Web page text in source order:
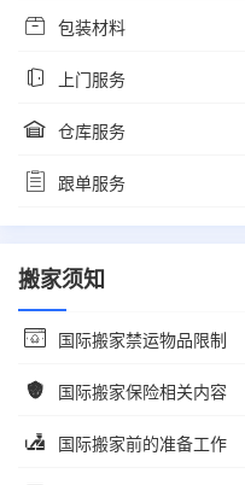
包装材料
上门服务
仓库服务
跟单服务
搬家须知
国际搬家禁运物品限制
国际搬家保险相关内容
国际搬家前的准备工作